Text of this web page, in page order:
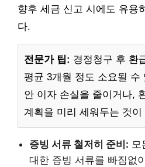
향후 세금 신고 시에도 유용
다.
전문가 팁: 경정청구 후 환
평균 3개월 정도 소요될 수
안 이자 손실을 줄이거나,
계획을 미리 세워두는 것이
증빙 서류 철저히 준비: 모
대한 증빙 서류를 빠짐없